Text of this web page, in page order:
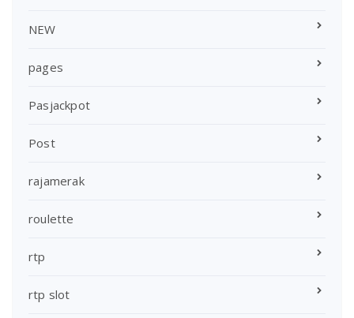
NEW
pages
Pasjackpot
Post
rajamerak
roulette
rtp
rtp slot